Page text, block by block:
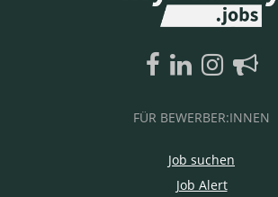
FÜR BEWERBER:INNEN
Job suchen
Job Alert